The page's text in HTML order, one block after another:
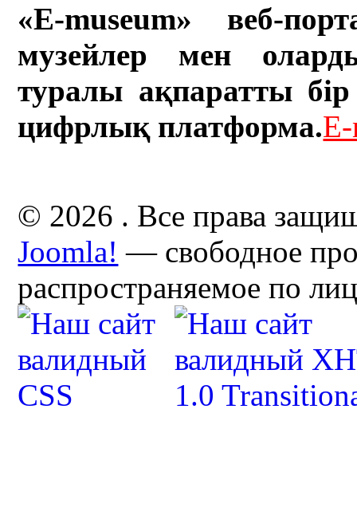
«E-museum» веб-
музейлер мен
туралы ақпаратты бір
цифрлық платформа.
© 2026 . Все права
Joomla! — свободное
распространяемое по